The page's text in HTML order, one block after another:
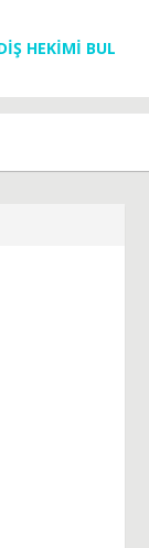
HEKİMİ BUL